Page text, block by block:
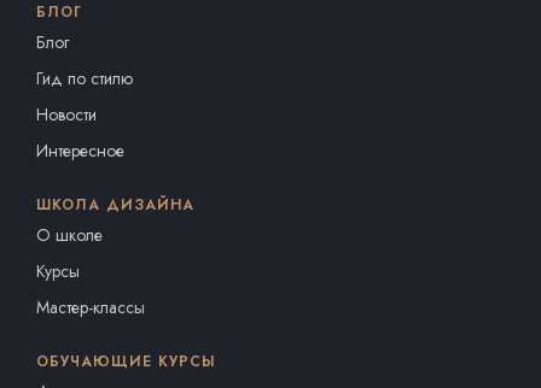
БЛОГ
Блог
Гид по стилю
Новости
Интересное
ШКОЛА ДИЗАЙНА
О школе
Курсы
Мастер-классы
ОБУЧАЮЩИЕ КУРСЫ